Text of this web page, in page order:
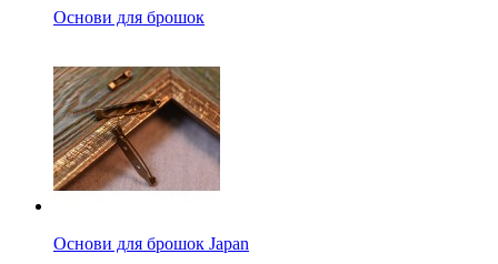
Основи для брошок
Основи для брошок Japan